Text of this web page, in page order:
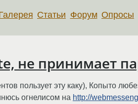
Статьи Форум Опросы
не принимает
пользует эту каку), Копыто
огнелисом на http://